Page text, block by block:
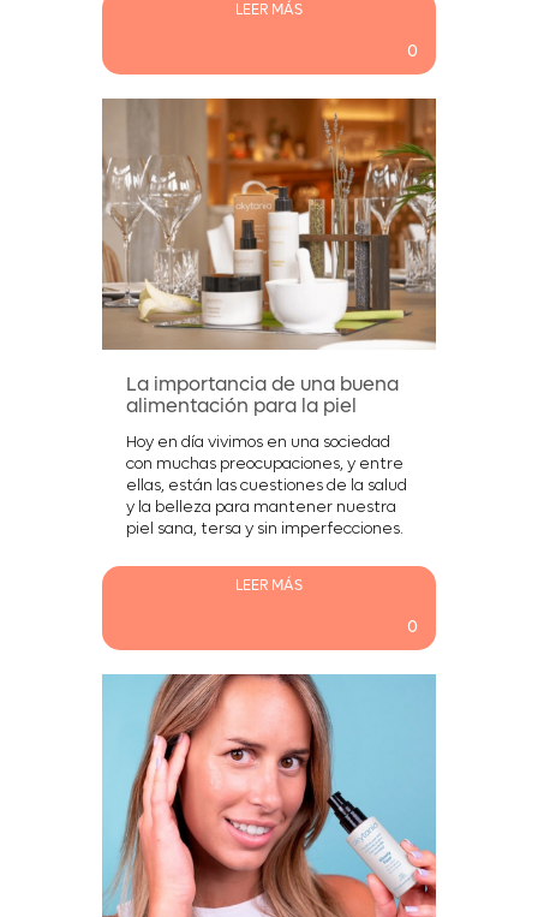
LEER MÁS
0
La importancia de una buena
alimentación para la piel
Hoy en día vivimos en una sociedad
con muchas preocupaciones, y entre
ellas, están las cuestiones de la salud
y la belleza para mantener nuestra
piel sana, tersa y sin imperfecciones.
LEER MÁS
0